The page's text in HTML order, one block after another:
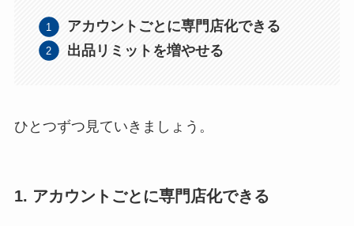
アカウントごとに専門店化できる
出品リミットを増やせる
ひとつずつ見ていきましょう。
1. アカウントごとに専門店化できる